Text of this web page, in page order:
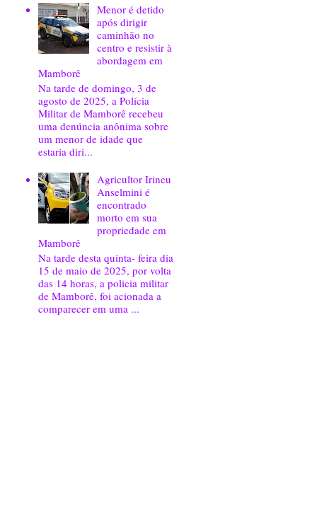
Menor é detido
após dirigir
caminhão no
centro e resistir à
abordagem em
Mamborê
Na tarde de domingo, 3 de
agosto de 2025, a Polícia
Militar de Mamborê recebeu
uma denúncia anônima sobre
um menor de idade que
estaria diri...
Agricultor Irineu
Anselmini é
encontrado
morto em sua
propriedade em
Mamborê
Na tarde desta quinta- feira dia
15 de maio de 2025, por volta
das 14 horas, a policia militar
de Mamborê, foi acionada a
comparecer em uma ...